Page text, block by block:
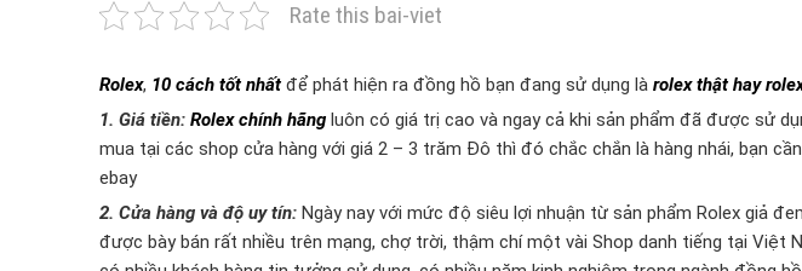
Rate this bai-viet
Rolex, 10 cách tốt nhất để phát hiện ra đồng hồ bạn đang sử dụng là rolex thật hay
1. Giá tiền: Rolex chính hãng luôn có giá trị cao và ngay cả khi sản phẩm đã được sử
mua tại các shop cửa hàng với giá 2 – 3 trăm Đô thì đó chắc chắn là hàng nhái, bạn
ebay
2. Cửa hàng và độ uy tín: Ngày nay với mức độ siêu lợi nhuận từ sản phẩm Rolex giả
được bày bán rất nhiều trên mạng, chợ trời, thậm chí một vài Shop danh tiếng tại Việt